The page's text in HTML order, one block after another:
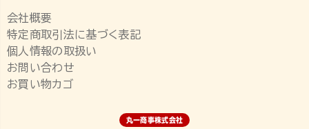
会社概要
特定商取引法に基づく表記
個人情報の取扱い
お問い合わせ
お買い物カゴ
丸一商事株式会社